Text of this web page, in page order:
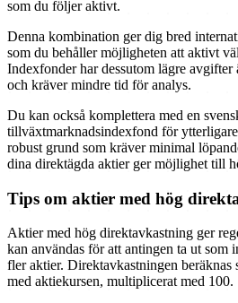
som du följer aktivt.
Denna kombination ger dig bred
som du behåller möjligheten att aktivt
Indexfonder har dessutom lägre
och kräver mindre tid för analys.
Du kan också komplettera med en
tillväxtmarknadsindexfond för
robust grund som kräver minimal
dina direktägda aktier ger möjlighet till
Tips om aktier med hög
Aktier med hög direktavkastning ger
kan användas för att antingen ta ut som
fler aktier. Direktavkastningen beräknas
med aktiekursen, multiplicerat med 100.